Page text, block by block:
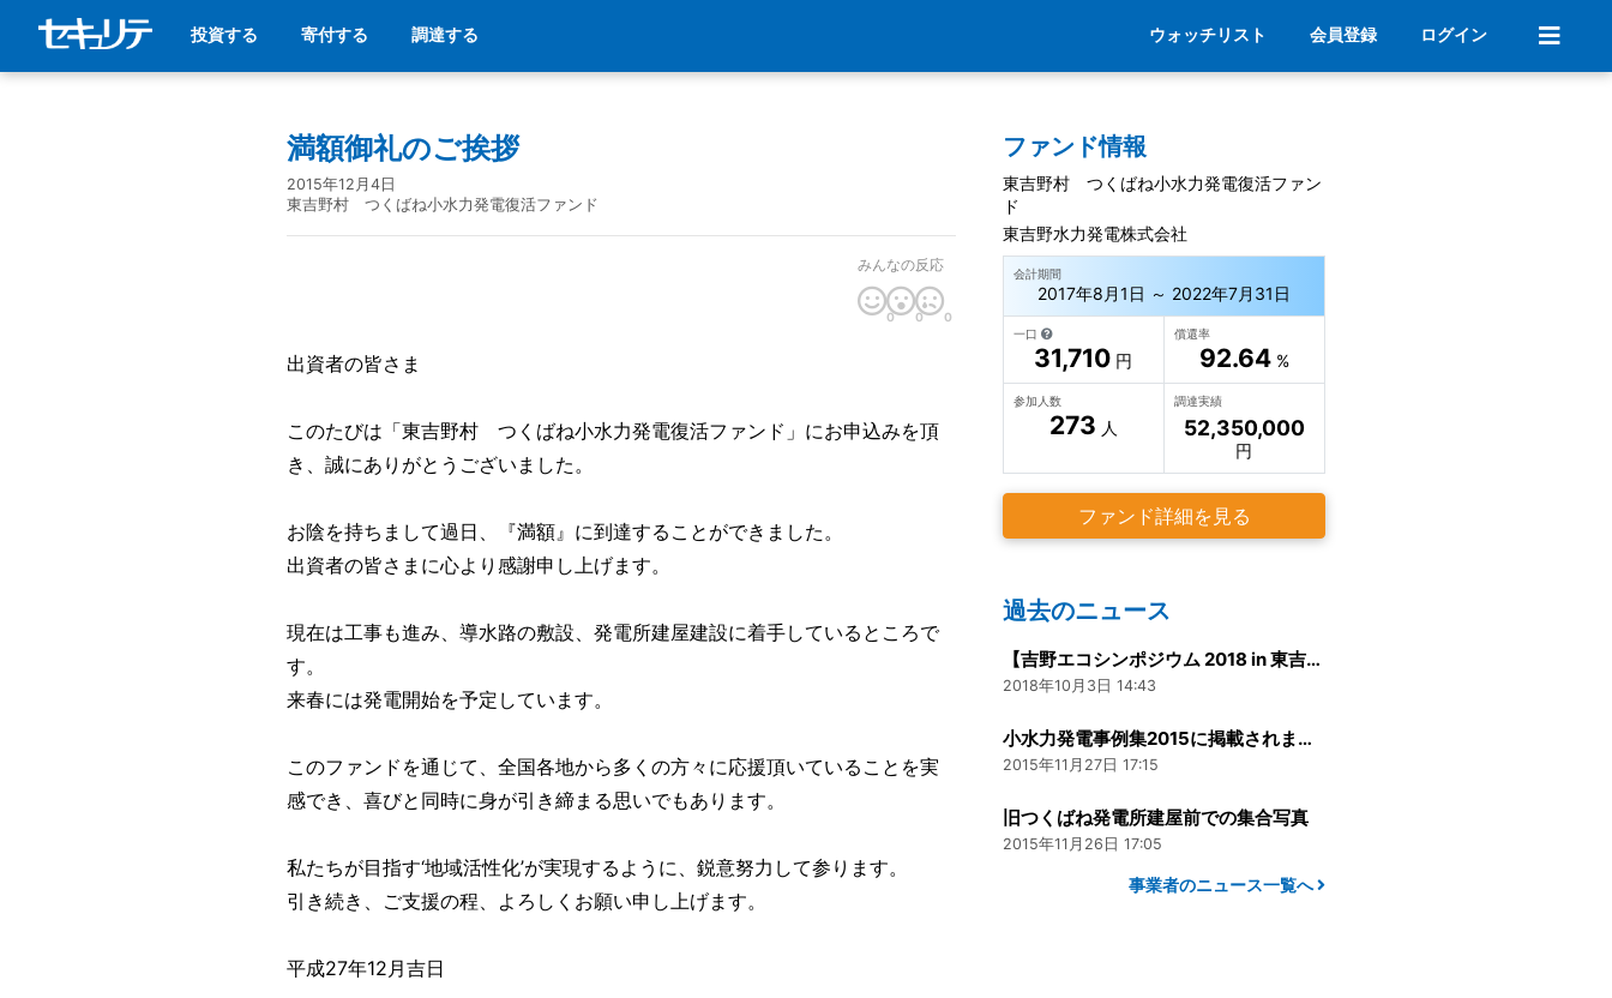
投資する 寄付する 調達する ウォッチリスト 会員登録 ログイン
満額御礼のご挨拶
2015年12月4日
東吉野村 つくばね小水力発電復活ファンド
みんなの反応
0 0 0
出資者の皆さま
このたびは「東吉野村 つくばね小水力発電復活ファンド」にお申込みを頂
き、誠にありがとうございました。
お陰を持ちまして過日、『満額』に到達することができました。
出資者の皆さまに心より感謝申し上げます。
現在は工事も進み、導水路の敷設、発電所建屋建設に着手しているところで
す。
来春には発電開始を予定しています。
このファンドを通じて、全国各地から多くの方々に応援頂いていることを実
感でき、喜びと同時に身が引き締まる思いでもあります。
私たちが目指す‘地域活性化’が実現するように、鋭意努力して参ります。
引き続き、ご支援の程、よろしくお願い申し上げます。
平成27年12月吉日
ファンド情報
東吉野村 つくばね小水力発電復活ファン
ド
東吉野水力発電株式会社
会計期間
2017年8月1日 ～ 2022年7月31日
一口
31,710 円
償還率
92.64%
参加人数
273 人
調達実績
52,350,000
円
ファンド詳細を見る
過去のニュース
【吉野エコシンポジウム 2018 in 東吉野村】
2018年10月3日 14:43
小水力発電事例集2015に掲載されました！
2015年11月27日 17:15
旧つくばね発電所建屋前での集合写真
2015年11月26日 17:05
事業者のニュース一覧へ